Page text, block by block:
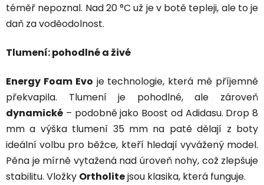
téměř nepoznal. Nad 20 °C už je v botě tepleji, ale to je
daň za voděodolnost.
Tlumení: pohodlné a živé
Energy Foam Evo je technologie, která mě příjemně
překvapila. Tlumení je pohodlné, ale zároveň
dynamické – podobně jako Boost od Adidasu. Drop 8
mm a výška tlumení 35 mm na patě dělají z boty
ideální volbu pro běžce, kteří hledají vyvážený model.
Pěna je mírně vytažená nad úroveň nohy, což zlepšuje
stabilitu. Vložky Ortholitejsou klasika, která funguje.